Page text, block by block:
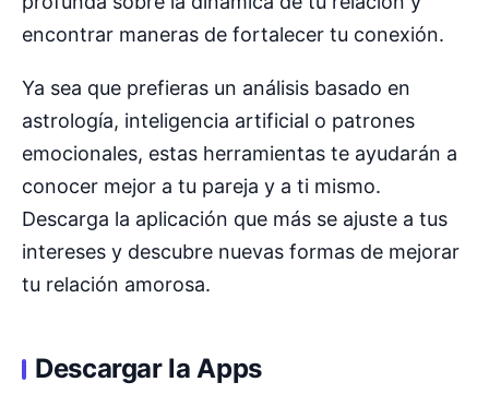
encontrar maneras de fortalecer tu conexión.
Ya sea que prefieras un análisis basado en
astrología, inteligencia artificial o patrones
emocionales, estas herramientas te ayudarán a
conocer mejor a tu pareja y a ti mismo.
Descarga la aplicación que más se ajuste a tus
intereses y descubre nuevas formas de mejorar
tu relación amorosa.
Descargar la Apps